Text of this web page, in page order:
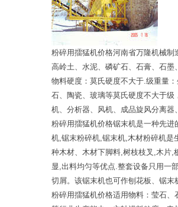
粉碎用擂猛机价格河南省万隆机械
高岭土、水泥、磷矿石、石膏、石
物料硬度：莫氏硬度不大于.级重量
石、陶瓷、玻璃等莫氏硬度不大于
机、分析器、风机、成品旋风分离器
粉碎用擂猛机价格锯末机是一种先
机,锯末粉碎机,锯末机,木材粉碎机是
种木材、木材下脚料,树枝枝叉,木片,
显,出料均匀等优点.整套设备只用一
切屑。该锯末机也可作刨花板、锯末
粉碎用擂猛机价格适用物料：莹石